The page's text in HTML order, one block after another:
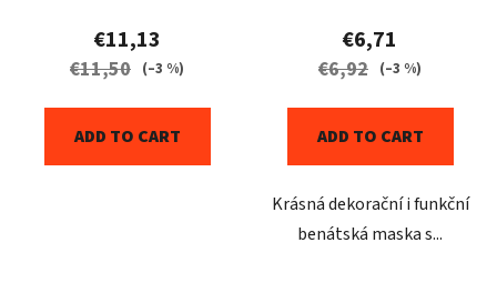
€11,13
€11,50 (–3 %)
ADD TO CART
€6,71
€6,92 (–3 %)
ADD TO CART
Krásná dekorační i funkční
benátská maska s...